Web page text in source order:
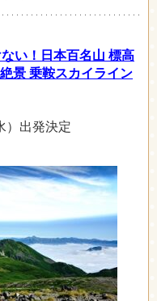
い！日本百名山 標高
景 乗鞍スカイライン
）出発決定